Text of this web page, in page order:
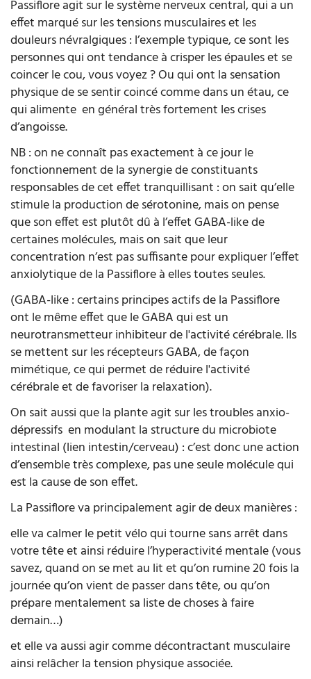
Passiflore agit sur le système nerveux central, qui a un
effet marqué sur les tensions musculaires et les
douleurs névralgiques : l’exemple typique, ce sont les
personnes qui ont tendance à crisper les épaules et se
coincer le cou, vous voyez ? Ou qui ont la sensation
physique de se sentir coincé comme dans un étau, ce
qui alimente en général très fortement les crises
d’angoisse.
NB : on ne connaît pas exactement à ce jour le
fonctionnement de la synergie de constituants
responsables de cet effet tranquillisant : on sait qu’elle
stimule la production de sérotonine, mais on pense
que son effet est plutôt dû à l’effet GABA-like de
certaines molécules, mais on sait que leur
concentration n’est pas suffisante pour expliquer l’effet
anxiolytique de la Passiflore à elles toutes seules.
(GABA-like : certains principes actifs de la Passiflore
ont le même effet que le GABA qui est un
neurotransmetteur inhibiteur de l'activité cérébrale. Ils
se mettent sur les récepteurs GABA, de façon
mimétique, ce qui permet de réduire l'activité
cérébrale et de favoriser la relaxation).
On sait aussi que la plante agit sur les troubles anxio-
dépressifs en modulant la structure du microbiote
intestinal (lien intestin/cerveau) : c’est donc une action
d’ensemble très complexe, pas une seule molécule qui
est la cause de son effet.
La Passiflore va principalement agir de deux manières :
elle va calmer le petit vélo qui tourne sans arrêt dans
votre tête et ainsi réduire l’hyperactivité mentale (vous
savez, quand on se met au lit et qu’on rumine 20 fois la
journée qu’on vient de passer dans tête, ou qu’on
prépare mentalement sa liste de choses à faire
demain…)
et elle va aussi agir comme décontractant musculaire
ainsi relâcher la tension physique associée.